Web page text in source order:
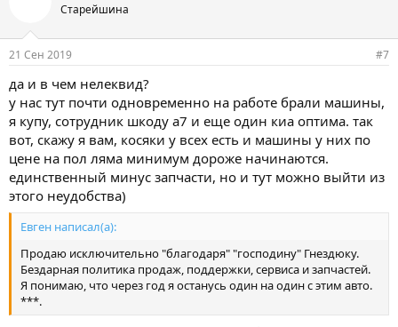
Старейшина
21 Сен 2019 #7
да и в чем нелеквид?
у нас тут почти одновременно на работе брали машины,
я купу, сотрудник шкоду а7 и еще один киа оптима. так
вот, скажу я вам, косяки у всех есть и машины у них по
цене на пол ляма минимум дороже начинаются.
единственный минус запчасти, но и тут можно выйти из
этого неудобства)
Евген написал(а):
Продаю исключительно "благодаря" "господину" Гнездюку.
Бездарная политика продаж, поддержки, сервиса и запчастей.
Я понимаю, что через год я останусь один на один с этим авто.
***.